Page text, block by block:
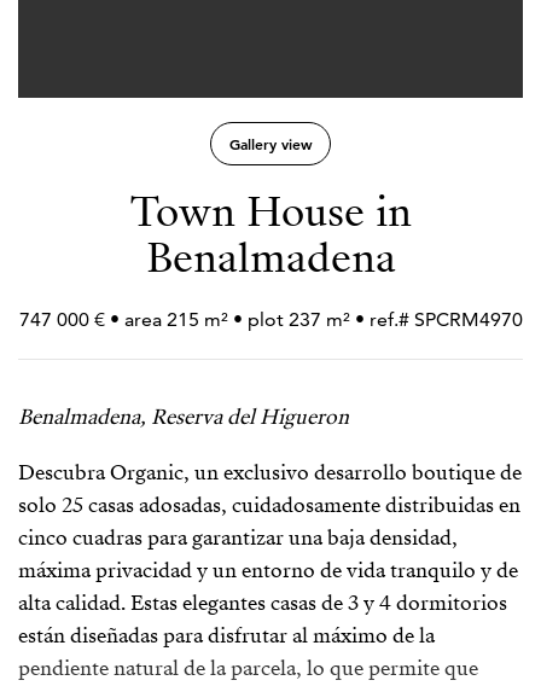
Gallery view
Town House in
Benalmadena
747 000 € • area 215 m² • plot 237 m² • ref.# SPCRM4970
Benalmadena, Reserva del Higueron
Descubra Organic, un exclusivo desarrollo boutique de
solo 25 casas adosadas, cuidadosamente distribuidas en
cinco cuadras para garantizar una baja densidad,
máxima privacidad y un entorno de vida tranquilo y de
alta calidad. Estas elegantes casas de 3 y 4 dormitorios
están diseñadas para disfrutar al máximo de la
pendiente natural de la parcela, lo que permite que